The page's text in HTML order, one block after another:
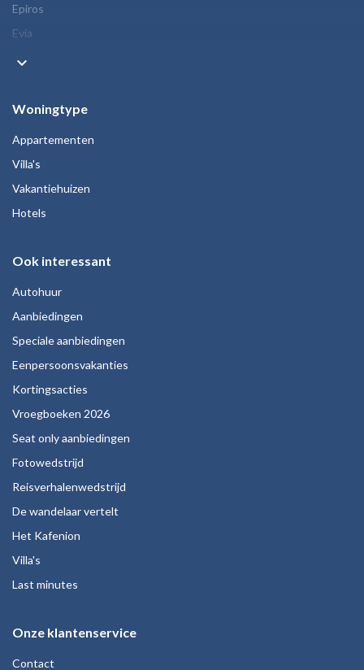
Epiros
Evia
keyboard_arrow_down
Woningtype
Appartementen
Villa's
Vakantiehuizen
Hotels
Ook interessant
Autohuur
Aanbiedingen
Speciale aanbiedingen
Eenpersoonsvakanties
Kortingsacties
Vroegboeken 2026
Seat only aanbiedingen
Fotowedstrijd
Reisverhalenwedstrijd
De wandelaar vertelt
Het Kafenion
Villa's
Last minutes
Onze klantenservice
Contact